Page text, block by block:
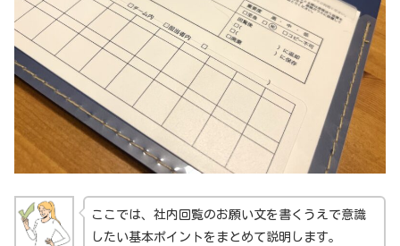
ここでは、社内回覧のお願い文を書くうえで意識
したい基本ポイントをまとめて説明します。